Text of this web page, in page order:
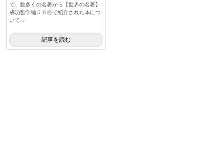
で、数多くの名著から【世界の名著】
成功哲学編５０冊で紹介された本につ
いて...
記事を読む